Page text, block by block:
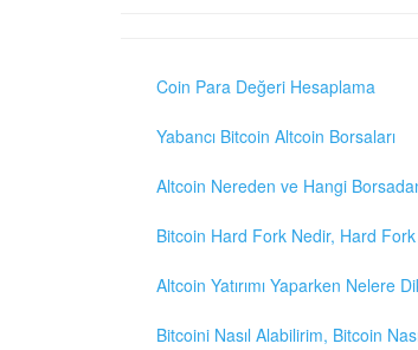
Coin Para Değeri Hesaplama
Yabancı Bitcoin Altcoin Borsaları
Altcoin Nereden ve Hangi Borsadan
Bitcoin Hard Fork Nedir, Hard
Altcoin Yatırımı Yaparken Nelere
Bitcoini Nasıl Alabilirim, Bitcoin